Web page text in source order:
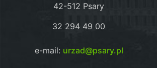
42-512 Psary
32 294 49 00
e-mail: urzad@psary.pl